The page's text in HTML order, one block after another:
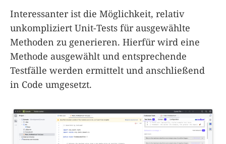
Interessanter ist die Möglichkeit, relativ
unkompliziert Unit-Tests für ausgewählte
Methoden zu generieren. Hierfür wird eine
Methode ausgewählt und entsprechende
Testfälle werden ermittelt und anschließend
in Code umgesetzt.